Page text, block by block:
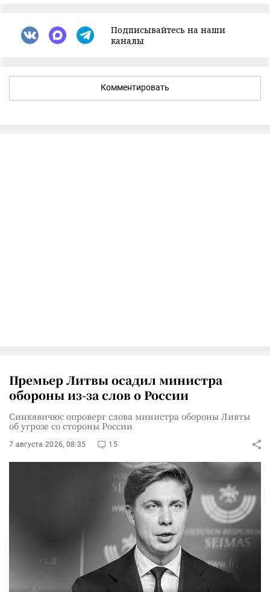
Подписывайтесь на наши
каналы
Комментировать
Премьер Литвы осадил министра
обороны из-за слов о России
Синкявичюс опроверг слова министра обороны Ливты
об угрозе со стороны России
7 августа 2026, 08:35 15